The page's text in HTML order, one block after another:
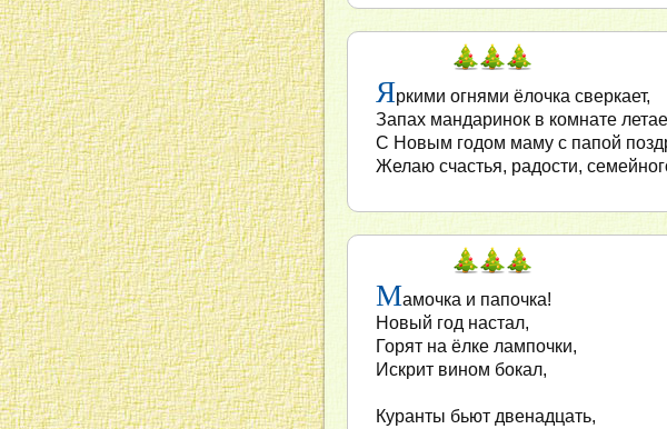
Яркими огнями ёлочка сверкает,
Запах мандаринок в комнате
С Новым годом маму с папой
Желаю счастья, радости,
Мамочка и папочка!
Новый год настал,
Горят на ёлке лампочки,
Искрит вином бокал,
Куранты бьют двенадцать,